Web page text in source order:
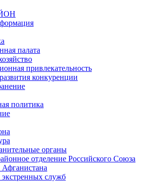
палата
привлекательность
конкуренции
политика
органы
отделение Российского Союза
Афганистана
служб